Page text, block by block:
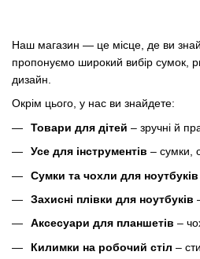
Наш магазин — це місце, де ви
пропонуємо широкий вибір сумок,
дизайн.
Окрім цього, у нас ви знайдете:
Товари для дітей – зручні й
Усе для інструментів – сумки,
Сумки та чохли для ноутбуків
Захисні плівки для ноутбуків
Аксесуари для планшетів –
Килимки на робочий стіл –